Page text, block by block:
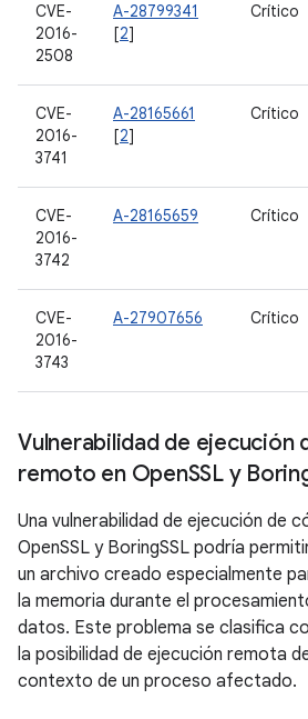
CVE-
2016-
2508
A-28799341
[2]
Crítico
CVE-
2016-
3741
A-28165661
[2]
Crítico
CVE-
2016-
3742
A-28165659 Crítico
CVE-
2016-
3743
A-27907656 Crítico
Vulnerabilidad de ejecución
remoto en OpenSSL y
Una vulnerabilidad de ejecución de
OpenSSL y BoringSSL podría
un archivo creado especialmente
la memoria durante el
datos. Este problema se clasifica
la posibilidad de ejecución remota
contexto de un proceso afectado.